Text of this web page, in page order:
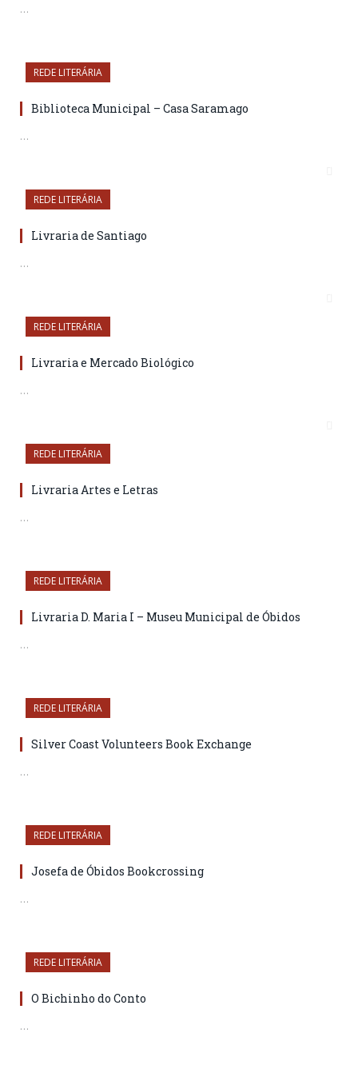
…
REDE LITERÁRIA
Biblioteca Municipal – Casa Saramago
…
REDE LITERÁRIA
Livraria de Santiago
…
REDE LITERÁRIA
Livraria e Mercado Biológico
…
REDE LITERÁRIA
Livraria Artes e Letras
…
REDE LITERÁRIA
Livraria D. Maria I – Museu Municipal de Óbidos
…
REDE LITERÁRIA
Silver Coast Volunteers Book Exchange
…
REDE LITERÁRIA
Josefa de Óbidos Bookcrossing
…
REDE LITERÁRIA
O Bichinho do Conto
…